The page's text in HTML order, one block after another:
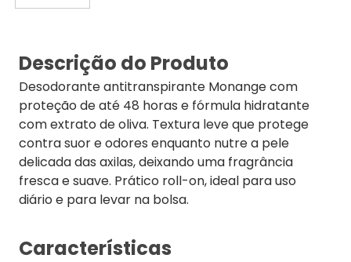
Descrição do Produto
Desodorante antitranspirante Monange com
proteção de até 48 horas e fórmula hidratante
com extrato de oliva. Textura leve que protege
contra suor e odores enquanto nutre a pele
delicada das axilas, deixando uma fragrância
fresca e suave. Prático roll-on, ideal para uso
diário e para levar na bolsa.
Características